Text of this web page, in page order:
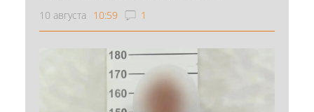
10 августа 10:59 1